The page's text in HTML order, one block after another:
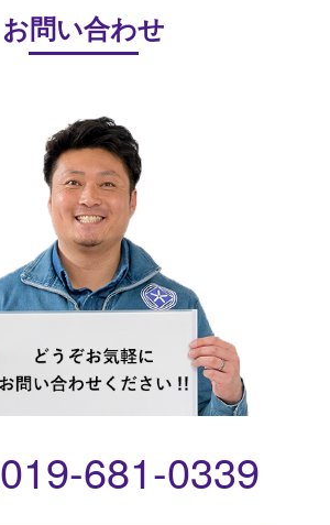
お問い合わせ
019-681-0339